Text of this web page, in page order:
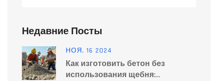
Недавние Посты
НОЯ, 16 2024
Как изготовить бетон без
использования щебня: